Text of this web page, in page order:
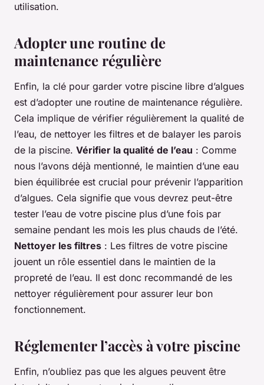
utilisation.
Adopter une routine de
maintenance régulière
Enfin, la clé pour garder votre piscine libre d’algues
est d’adopter une routine de maintenance régulière.
Cela implique de vérifier régulièrement la qualité de
l’eau, de nettoyer les filtres et de balayer les parois
de la piscine. Vérifier la qualité de l’eau : Comme
nous l’avons déjà mentionné, le maintien d’une eau
bien équilibrée est crucial pour prévenir l’apparition
d’algues. Cela signifie que vous devrez peut-être
tester l’eau de votre piscine plus d’une fois par
semaine pendant les mois les plus chauds de l’été.
Nettoyer les filtres : Les filtres de votre piscine
jouent un rôle essentiel dans le maintien de la
propreté de l’eau. Il est donc recommandé de les
nettoyer régulièrement pour assurer leur bon
fonctionnement.
Réglementer l’accès à votre piscine
Enfin, n’oubliez pas que les algues peuvent être